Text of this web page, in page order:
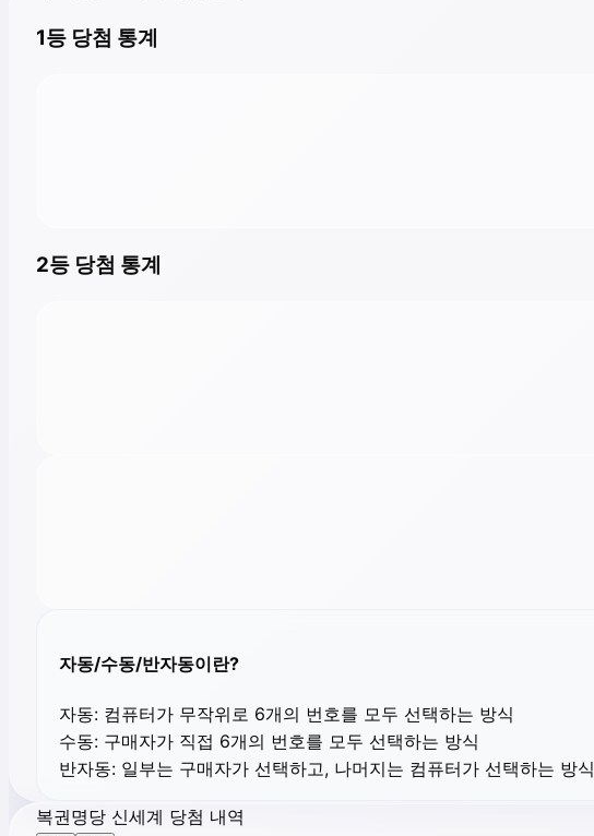
1등 당첨 통계
2등 당첨 통계
자동/수동/반자동이란?
자동: 컴퓨터가 무작위로 6개의 번호를 모두 선택하는 방식
수동: 구매자가 직접 6개의 번호를 모두 선택하는 방식
반자동: 일부는 구매자가 선택하고, 나머지는 컴퓨터가 선택하는 방식
복권명당 신세계 당첨 내역